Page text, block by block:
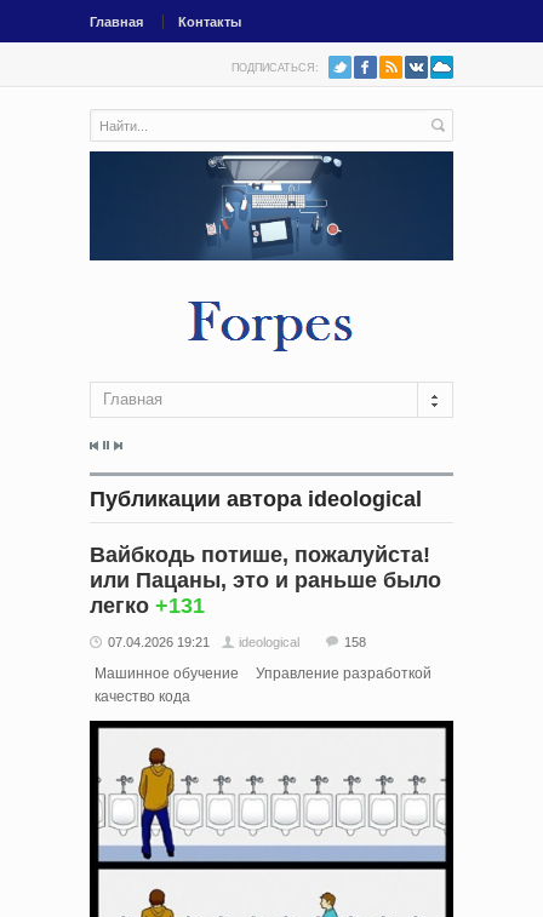
Главная Контакты
ПОДПИСАТЬСЯ:
Главная
Публикации автора ideological
Вайбкодь потише, пожалуйста!
или Пацаны, это и раньше было
легко +131
07.04.2026 19:21 ideological 158
Машинное обучение
Управление разработкой
качество кода